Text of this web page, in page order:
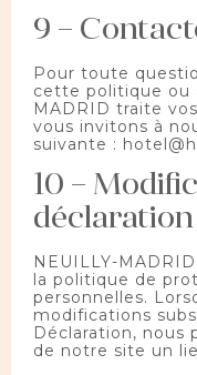
9 –
Pour toute
cette politique ou
MADRID traite
vous invitons à
suivante :
10 –
déclaration
NEUILLY-
la politique de
personnelles.
modifications
Déclaration, nous
de notre site un